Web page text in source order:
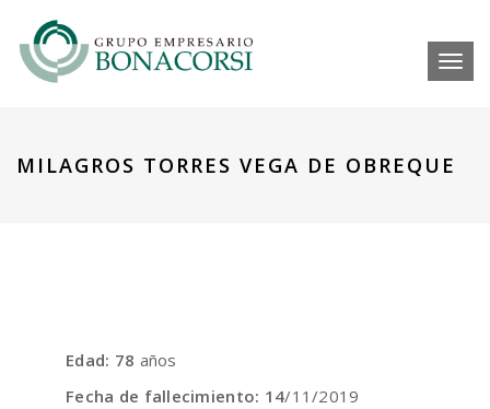
MILAGROS TORRES VEGA DE OBREQUE
Edad: 78 años
Fecha de fallecimiento: 14/11/2019